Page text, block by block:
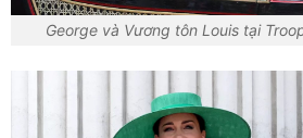
George và Vương tôn Louis tại